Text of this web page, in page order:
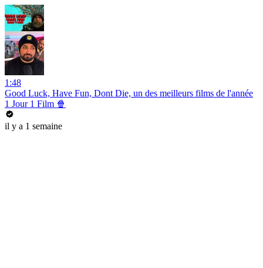
1:48
Good Luck, Have Fun, Dont Die, un des meilleurs films de l'année
1 Jour 1 Film 🍿
il y a 1 semaine